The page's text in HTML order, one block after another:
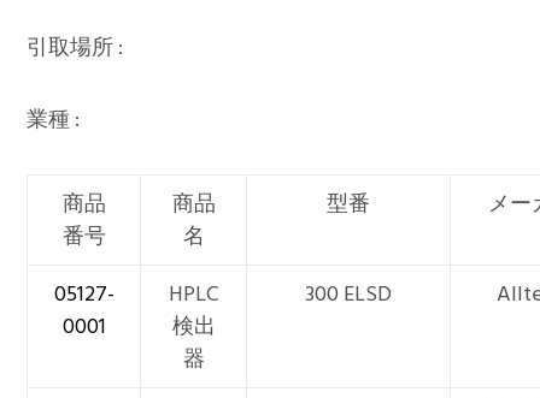
引取場所 :
業種 :
商品
番号
商品
名
型番 メー
05127-
0001
HPLC
検出
器
300 ELSD